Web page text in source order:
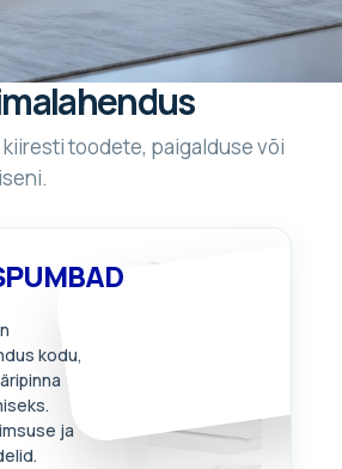
kiiresti toodete, paigalduse või
kodu,
ja